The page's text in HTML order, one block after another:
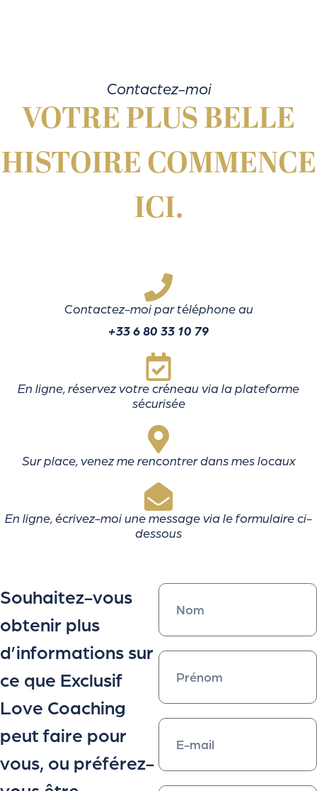
Contactez-moi
VOTRE PLUS BELLE
HISTOIRE COMMENCE
ICI.
Contactez-moi par téléphone au
+33 6 80 33 10 79
En ligne, réservez votre créneau via la plateforme
sécurisée
Sur place, venez me rencontrer dans mes locaux
En ligne, écrivez-moi une message via le formulaire ci-
dessous
Souhaitez-vous
obtenir plus
d’informations sur
ce que Exclusif
Love Coaching
peut faire pour
vous, ou préférez-